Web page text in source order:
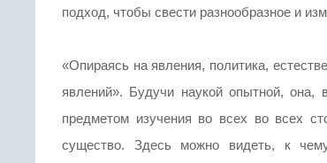
подход, чтобы свести разнообразное и
«Опираясь на явления, политика,
явлений». Будучи наукой опытной, она,
предметом изучения во всех во всех
существо. Здесь можно видеть, к